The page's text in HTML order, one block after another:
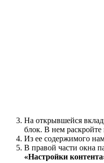
На открывшейся
блок. В нем раскройте
Из ее содержимого
В правой части окна
«Настройки